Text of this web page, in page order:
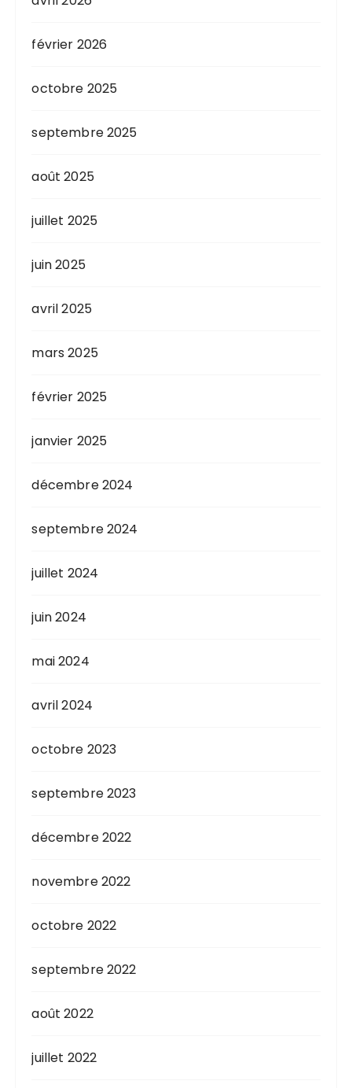
février 2026
octobre 2025
septembre 2025
août 2025
juillet 2025
juin 2025
avril 2025
mars 2025
février 2025
janvier 2025
décembre 2024
septembre 2024
juillet 2024
juin 2024
mai 2024
avril 2024
octobre 2023
septembre 2023
décembre 2022
novembre 2022
octobre 2022
septembre 2022
août 2022
juillet 2022